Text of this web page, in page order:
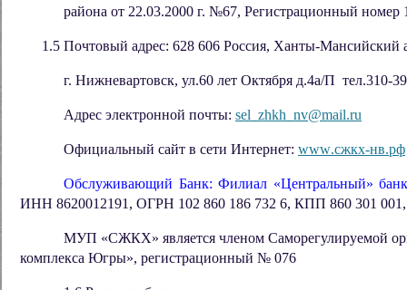
района от 22.03.2000 г. №67, Регистрационный номер
1.5 Почтовый адрес: 628 606 Россия, Ханты-
г. Нижневартовск, ул.60 лет Октября д.4а/П тел.310-
Адрес электронной почты: sel zhkh nv@mail.ru
Официальный сайт в сети Интернет: www.сжкх-нв.рф
Обслуживающий Банк: Филиал
ИНН 8620012191, ОГРН 102 860 186 732 6, КПП 860 301
МУП «СЖКХ» является членом
комплекса Югры», регистрационный № 076